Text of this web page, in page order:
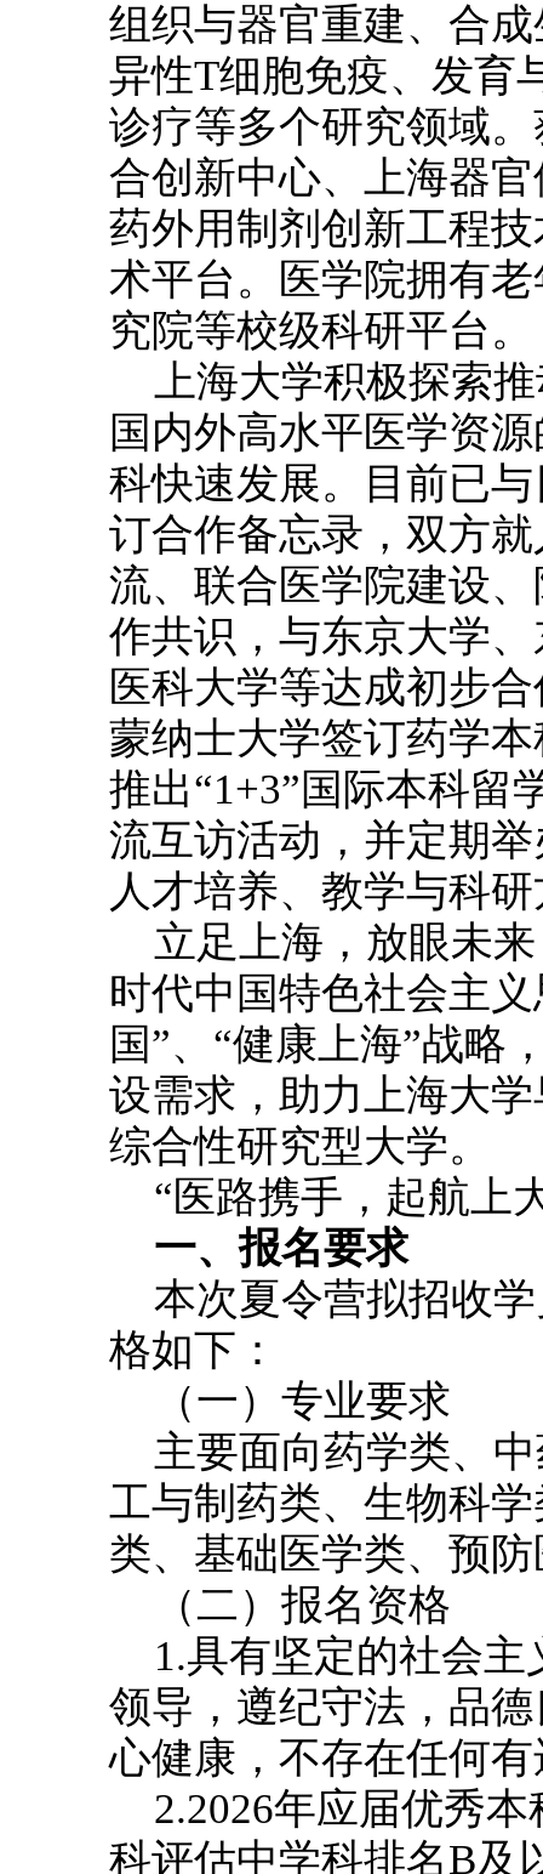
组织与器官重建、合
异性T细胞免疫、发育
诊疗等多个研究领域
合创新中心、上海器
药外用制剂创新工程
术平台。医学院拥有
究院等校级科研平台。
上海大学积极探索
国内外高水平医学资
科快速发展。目前已
订合作备忘录，双方
流、联合医学院建设
作共识，与东京大学
医科大学等达成初步
蒙纳士大学签订药学
推出“1+3”国际本科留
流互访活动，并定期
人才培养、教学与科
立足上海，放眼未
时代中国特色社会主
国”、“健康上海”战略
设需求，助力上海大
综合性研究型大学。
“医路携手，起航上
一、报名要求
本次夏令营拟招收
格如下：
（一）专业要求
主要面向药学类、
工与制药类、生物科
类、基础医学类、预
（二）报名资格
1.具有坚定的社会
领导，遵纪守法，品
心健康，不存在任何
2.2026年应届优秀
科评估中学科排名B及